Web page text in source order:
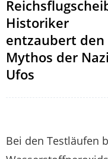
Historiker
entzaubert den
Mythos der
Ufos
Bei den Testläufen